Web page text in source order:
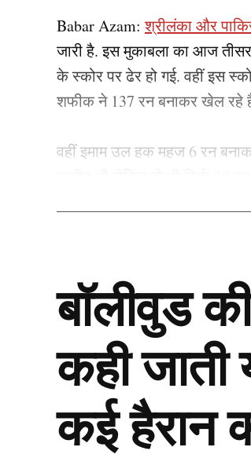
Babar Azam:श्रीलंका और
जारी है. इस मुकाबला का आज
के स्कोर पर ढेर हो गई. वहीं इस
शफीक ने 137 रन बनाकर खेल रहे
वहीं इमाम उल हक महज 6 रन
उम्मीद थी लेकिन वो भी सिर्फ 39
इस स्पिनर के आगे फेल हो रहे हैं.
बॉलीवुड
कही जाती
कई हैरान